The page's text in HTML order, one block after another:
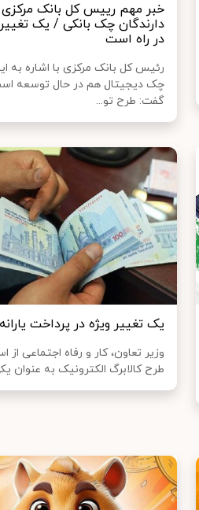
خبر مهم رییس‌ کل بانک مرکزی
دارندگان چک بانکی / یک
در راه است
رئیس کل بانک مرکزی با اشاره به
چک دیجیتال هم در حال توسعه
گفت: طرح تو...
یک تغییر ویژه در پرداخت
وزیر تعاون، کار و رفاه اجتماعی از
طرح کالابرگ الکترونیک به عنوان